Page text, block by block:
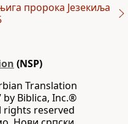
пророка Језекиља
(NSP)
Translation
by Biblica, Inc.®
rights reserved